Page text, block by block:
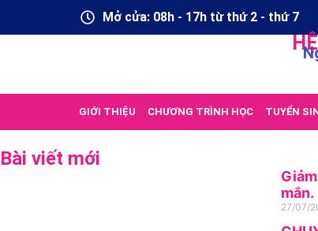
Mở cửa: 08h - 17h từ thứ 2 - thứ 7
GIỚI THIỆU CHƯƠNG TRÌNH HỌC TUYỂN
Bài viết mới
mắn.
27/07/